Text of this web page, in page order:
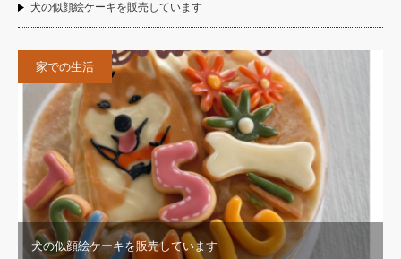
犬の似顔絵ケーキを販売しています
家での生活
犬の似顔絵ケーキを販売しています